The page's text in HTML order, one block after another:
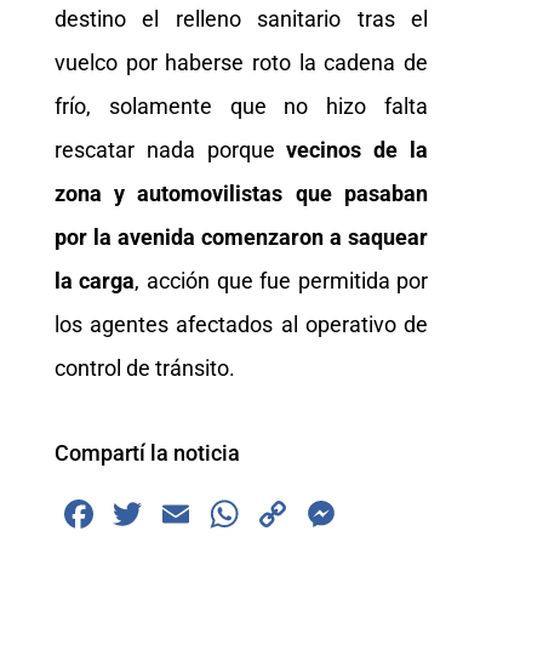
destino el relleno sanitario tras el
vuelco por haberse roto la cadena de
frío, solamente que no hizo falta
rescatar nada porquevecinos de la
zona y automovilistas que pasaban
por la avenida comenzaron a saquear
la carga, acción que fue permitida por
los agentes afectados al operativo de
control de tránsito.
Compartí la noticia
F
T
E
W
C